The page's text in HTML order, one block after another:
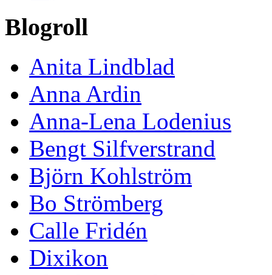
Blogroll
Anita Lindblad
Anna Ardin
Anna-Lena Lodenius
Bengt Silfverstrand
Björn Kohlström
Bo Strömberg
Calle Fridén
Dixikon